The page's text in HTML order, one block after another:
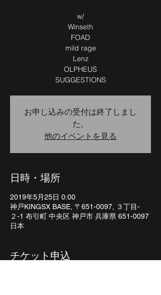
w/
Winseth
FOAD
mild rage
Lenz
OLPHEUS
お申し込みの受付は終了しまし
た。
他のイベントを見る
日時・場所
2019年5月25日 0:00
神戸KINGSX BASE, 〒651-0097, ３丁目-
２-1 布引町 中央区 神戸市 兵庫県 651-0097
日本
チケット申込